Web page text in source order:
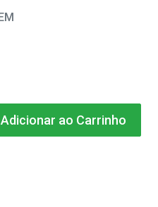
Adicionar ao Carrinho